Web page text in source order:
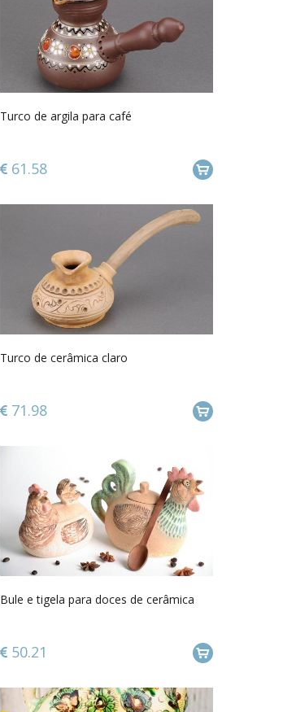
Turco de argila para café
61.58
Turco de cerâmica claro
71.98
Bule e tigela para doces de cerâmica
50.21